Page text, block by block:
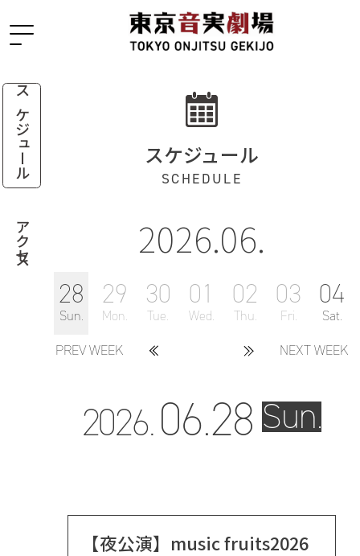
スケジュール
アクセス
スケジュール
SCHEDULE
2026.06.
PREV WEEK
28
Sun.
29
Mon.
30
Tue.
01
Wed.
02
Thu.
03
Fri.
04
Sat.
NEXT WEEK
2026.06.28 Sun.
【夜公演】music fruits2026